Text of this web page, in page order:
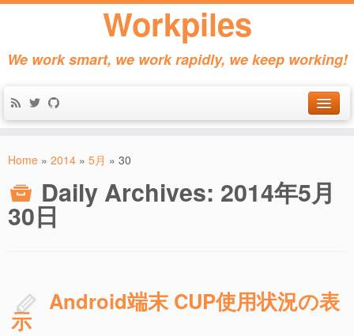
Workpiles
We work smart, we work rapidly, we keep working!
About
Home » 2014 » 5月 » 30
Daily Archives: 2014年5月
30日
Android端末 CUP使用状況の表
示